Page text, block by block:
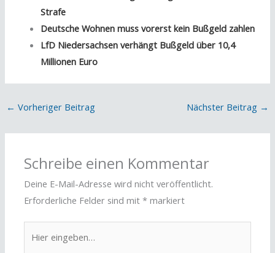
Strafe
Deutsche Wohnen muss vorerst kein Bußgeld zahlen
LfD Niedersachsen verhängt Bußgeld über 10,4
Millionen Euro
← Vorheriger Beitrag Nächster Beitrag →
Schreibe einen Kommentar
Deine E-Mail-Adresse wird nicht veröffentlicht.
Erforderliche Felder sind mit* markiert
eingeben…